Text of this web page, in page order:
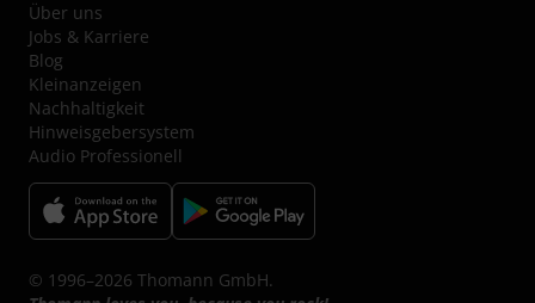
Über uns
Jobs & Karriere
Blog
Kleinanzeigen
Nachhaltigkeit
Hinweisgebersystem
Audio Professionell
© 1996–2026 Thomann GmbH.